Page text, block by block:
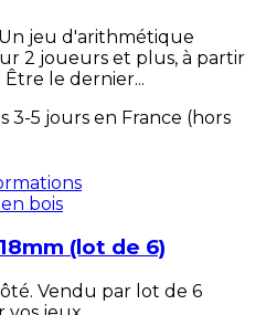
jeu d'arithmétique
2 joueurs et plus, à partir
le dernier...
3-5 jours en France (hors
(lot de 6)
Vendu par lot de 6